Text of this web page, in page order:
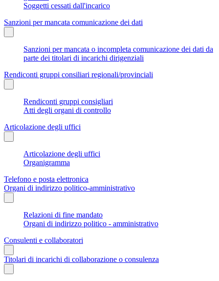
Soggetti cessati dall'incarico
Sanzioni per mancata comunicazione dei dati
Sanzioni per mancata o incompleta comunicazione dei dati da
parte dei titolari di incarichi dirigenziali
Rendiconti gruppi consiliari regionali/provinciali
Rendiconti gruppi consigliari
Atti degli organi di controllo
Articolazione degli uffici
Articolazione degli uffici
Organigramma
Telefono e posta elettronica
Organi di indirizzo politico-amministrativo
Relazioni di fine mandato
Organi di indirizzo politico - amministrativo
Consulenti e collaboratori
Titolari di incarichi di collaborazione o consulenza